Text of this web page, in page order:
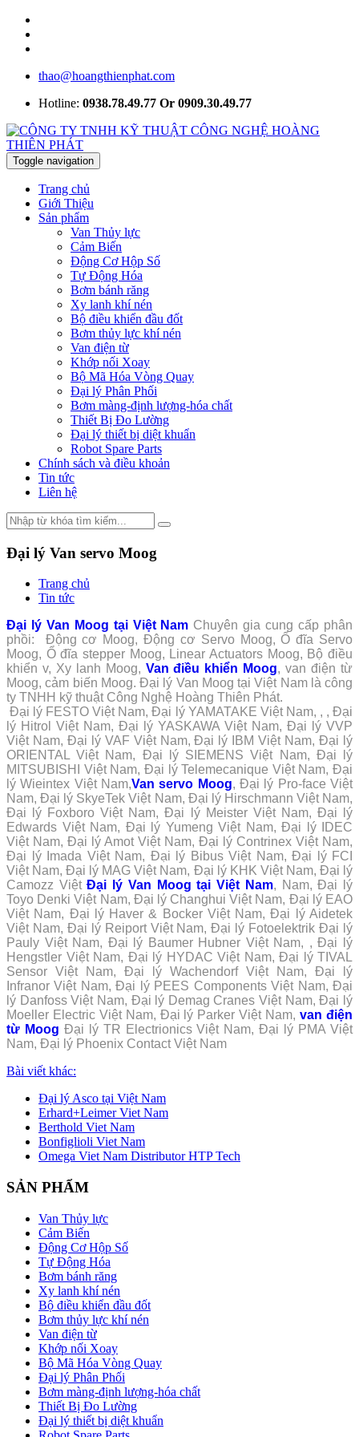
thao@hoangthienphat.com
Hotline: 0938.78.49.77 Or 0909.30.49.77
Toggle navigation
Trang chủ
Giới Thiệu
Sản phẩm
Van Thủy lực
Cảm Biến
Động Cơ Hộp Số
Tự Động Hóa
Bơm bánh răng
Xy lanh khí nén
Bộ điều khiển đầu đốt
Bơm thủy lực khí nén
Van điện từ
Khớp nối Xoay
Bộ Mã Hóa Vòng Quay
Đại lý Phân Phối
Bơm màng-định lượng-hóa chất
Thiết Bị Đo Lường
Đại lý thiết bị diệt khuẩn
Robot Spare Parts
Chính sách và điều khoản
Tin tức
Liên hệ
Đại lý Van servo Moog
Trang chủ
Tin tức
Đại lý Van Moog tại Việt Nam Chuyên gia cung cấp phân
phồi: Động cơ Moog, Động cơ Servo Moog, Ổ đĩa Servo
Moog, Ổ đĩa stepper Moog, Linear Actuators Moog, Bộ điều
khiển v, Xy lanh Moog, Van điều khiển Moog, van điện từ
Moog, cảm biến Moog. Đại lý Van Moog tại Việt Nam là công
ty TNHH kỹ thuật Công Nghệ Hoàng Thiên Phát.
Đại lý FESTO Việt Nam, Đại lý YAMATAKE Việt Nam, , , Đại
lý Hitrol Việt Nam, Đại lý YASKAWA Việt Nam, Đại lý VVP
Việt Nam, Đại lý VAF Việt Nam, Đại lý IBM Việt Nam, Đại lý
ORIENTAL Việt Nam, Đại lý SIEMENS Việt Nam, Đại lý
MITSUBISHI Việt Nam, Đại lý Telemecanique Việt Nam, Đại
lý Wieintex Việt Nam,Van servo Moog, Đại lý Pro-face Việt
Nam, Đại lý SkyeTek Việt Nam, Đại lý Hirschmann Việt Nam,
Đại lý Foxboro Việt Nam, Đại lý Meister Việt Nam, Đại lý
Edwards Việt Nam, Đại lý Yumeng Việt Nam, Đại lý IDEC
Việt Nam, Đại lý Amot Việt Nam, Đại lý Contrinex Việt Nam,
Đại lý Imada Việt Nam, Đại lý Bibus Việt Nam, Đại lý FCI
Việt Nam, Đại lý MAG Việt Nam, Đại lý KHK Việt Nam, Đại lý
Camozz ViệtĐại lý Van Moog tại Việt Nam, Nam, Đại lý
Toyo Denki Việt Nam, Đại lý Changhui Việt Nam, Đại lý EAO
Việt Nam, Đại lý Haver & Bocker Việt Nam, Đại lý Aidetek
Việt Nam, Đại lý Reiport Việt Nam, Đại lý Fotoelektrik Đại lý
Pauly Việt Nam, Đại lý Baumer Hubner Việt Nam, , Đại lý
Hengstler Việt Nam, Đại lý HYDAC Việt Nam, Đại lý TIVAL
Sensor Việt Nam, Đại lý Wachendorf Việt Nam, Đại lý
Infranor Việt Nam, Đại lý PEES Components Việt Nam, Đại
lý Danfoss Việt Nam, Đại lý Demag Cranes Việt Nam, Đại lý
Moeller Electric Việt Nam, Đại lý Parker Việt Nam,van điện
từ Moog Đại lý TR Electrionics Việt Nam, Đại lý PMA Việt
Nam, Đại lý Phoenix Contact Việt Nam
Bài viết khác:
Đại lý Asco tại Việt Nam
Erhard+Leimer Viet Nam
Berthold Viet Nam
Bonfiglioli Viet Nam
Omega Viet Nam Distributor HTP Tech
SẢN PHẨM
Van Thủy lực
Cảm Biến
Động Cơ Hộp Số
Tự Động Hóa
Bơm bánh răng
Xy lanh khí nén
Bộ điều khiển đầu đốt
Bơm thủy lực khí nén
Van điện từ
Khớp nối Xoay
Bộ Mã Hóa Vòng Quay
Đại lý Phân Phối
Bơm màng-định lượng-hóa chất
Thiết Bị Đo Lường
Đại lý thiết bị diệt khuẩn